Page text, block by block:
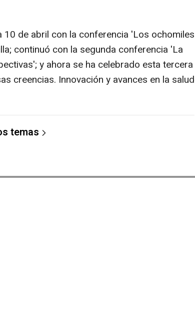
10 de abril con la conferencia 'Los ochomiles
continuó con la segunda conferencia 'La
y ahora se ha celebrado esta tercera
creencias. Innovación y avances en la salud
temas